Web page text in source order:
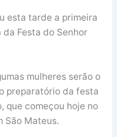
esta tarde a primeira
Festa do Senhor
mulheres serão o
preparatório da festa
que começou hoje no
São Mateus.